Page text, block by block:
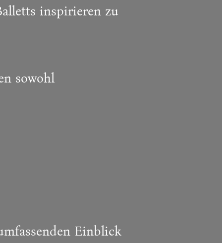
inspirieren zu
sowohl
Einblick